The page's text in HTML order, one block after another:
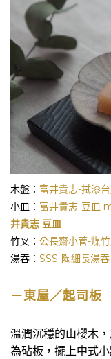
木盤： 富井貴志-拭漆
小皿： 富井貴志-豆皿
井貴志 豆皿
竹叉： 公長齋小菅-煤
湯吞： SSS-陶細長湯
－東屋／起司板
溫潤沉穩的山櫻木
為砧板，擺上中式